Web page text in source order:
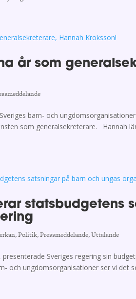
år som
barn- och
som generalsekreterare. Hannah
statsbudgetens
,Politik,Pressmeddelande,Uttalande
Sveriges regering sin
och ungdomsorganisationer ser vi